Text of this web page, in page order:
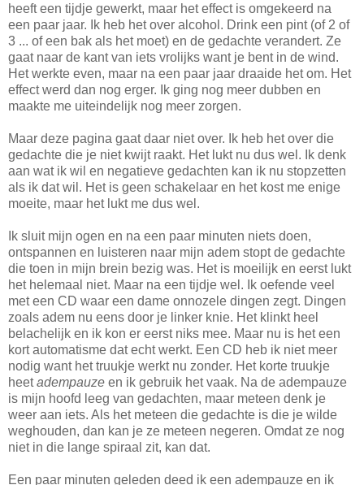
heeft een tijdje gewerkt, maar het effect is omgekeerd na
een paar jaar. Ik heb het over alcohol. Drink een pint (of 2 of
3 ... of een bak als het moet) en de gedachte verandert. Ze
gaat naar de kant van iets vrolijks want je bent in de wind.
Het werkte even, maar na een paar jaar draaide het om. Het
effect werd dan nog erger. Ik ging nog meer dubben en
maakte me uiteindelijk nog meer zorgen.
Maar deze pagina gaat daar niet over. Ik heb het over die
gedachte die je niet kwijt raakt. Het lukt nu dus wel. Ik denk
aan wat ik wil en negatieve gedachten kan ik nu stopzetten
als ik dat wil. Het is geen schakelaar en het kost me enige
moeite, maar het lukt me dus wel.
Ik sluit mijn ogen en na een paar minuten niets doen,
ontspannen en luisteren naar mijn adem stopt de gedachte
die toen in mijn brein bezig was. Het is moeilijk en eerst lukt
het helemaal niet. Maar na een tijdje wel. Ik oefende veel
met een CD waar een dame onnozele dingen zegt. Dingen
zoals adem nu eens door je linker knie. Het klinkt heel
belachelijk en ik kon er eerst niks mee. Maar nu is het een
kort automatisme dat echt werkt. Een CD heb ik niet meer
nodig want het truukje werkt nu zonder. Het korte truukje
heetadempauze en ik gebruik het vaak. Na de adempauze
is mijn hoofd leeg van gedachten, maar meteen denk je
weer aan iets. Als het meteen die gedachte is die je wilde
weghouden, dan kan je ze meteen negeren. Omdat ze nog
niet in die lange spiraal zit, kan dat.
Een paar minuten geleden deed ik een adempauze en ik